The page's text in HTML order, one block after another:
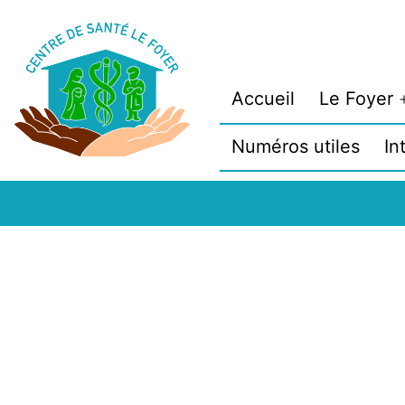
contenu
Accueil Le Foyer
Numéros utiles